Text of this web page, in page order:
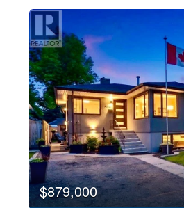
Bedrooms
Bathrooms
Price
City
$879,000